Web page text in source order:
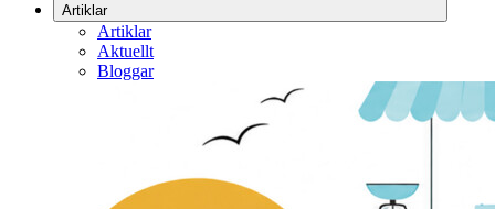
Artiklar
Artiklar
Aktuellt
Bloggar